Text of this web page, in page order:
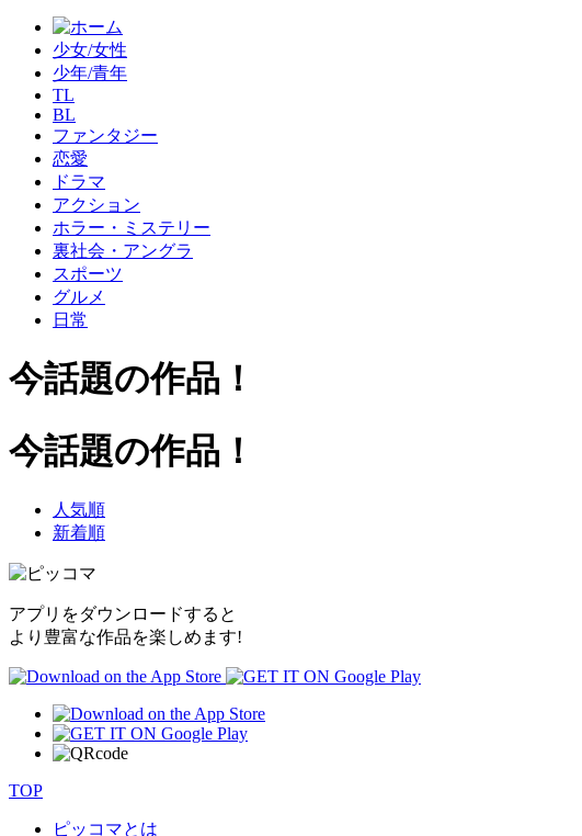
少女/女性
少年/青年
TL
BL
ファンタジー
恋愛
ドラマ
アクション
ホラー・ミステリー
裏社会・アングラ
スポーツ
グルメ
日常
今話題の作品！
今話題の作品！
人気順
新着順
アプリをダウンロードすると
より豊富な作品を楽しめます!
TOP
ピッコマとは